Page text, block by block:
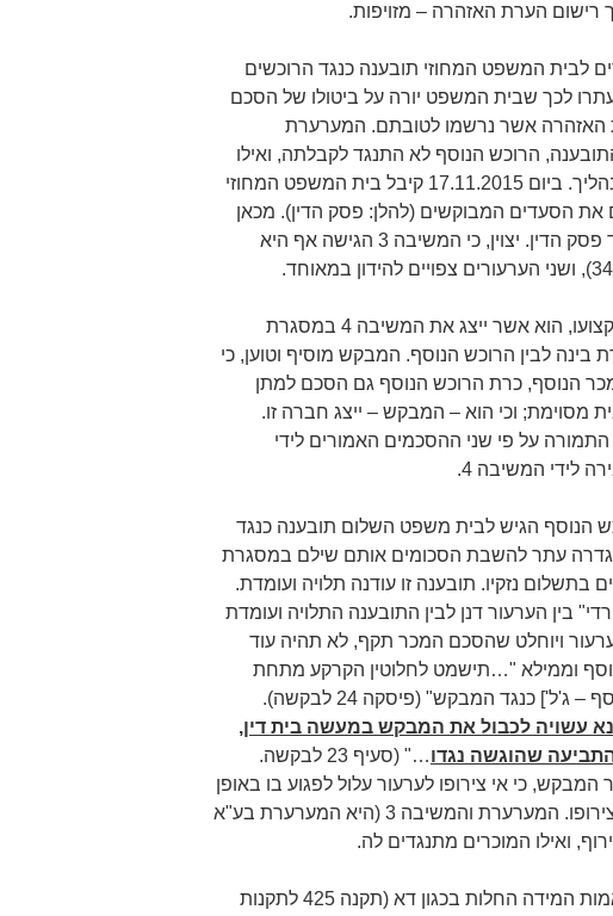
רישום הערת האזהרה – מזויפות.
לבית המשפט המחוזי תובענה כנגד הרוכשים
לכך שבית המשפט יורה על ביטולו של הסכם
האזהרה אשר נרשמו לטובתם. המערערת
התובענה, הרוכש הנוסף לא התנגד לקבלתה, ואילו
המשיבים 6-4 לא נטלו חלק בהליך. ביום 17.11.2015 קיבל בית המשפט המחוזי
את הסעדים המבוקשים (להלן: פסק הדין). מכאן
הערעור שלפניי, המופנה כנגד פסק הדין. יצוין, כי המשיבה 3 הגישה אף היא
לטענת המבקש, עורך דין במקצועו, הוא אשר ייצג את המשיבה 4 במסגרת
לבין הרוכש הנוסף. המבקש מוסיף וטוען, כי
הנוסף, כרת הרוכש הנוסף גם הסכם למתן
מסוימת; וכי הוא – המבקש – ייצג חברה זו.
על פי שני ההסכמים האמורים לידי
לידי המשיבה 4.
הנוסף הגיש לבית משפט השלום תובענה כנגד
וכנגד המשיבה 4, ובגדרה עתר להשבת הסכומים אותם שילם במסגרת
בתשלום נזקיו. תובענה זו עודנה תלויה ועומדת.
בין הערעור דנן לבין התובענה התלויה ועומדת
ויוחלט שהסכם המכר תקף, לא תהיה עוד
וממילא "…תישמט לחלוטין הקרקע מתחת
תביעת המשיב 7 [הרוכש הנוסף – ג'ל'] כנגד המבקש" (פיסקה 24 לבקשה).
עשויה לכבול את המבקש במעשה בית דין,
שהוגשה נגדו
…" (סעיף 23 לבקשה.
כי אי צירופו לערעור עלול לפגוע בו באופן
ישיר וכי יש מקום להורות על צירופו. המערערת והמשיבה 3 (היא המערערת בע"א
בחנתי את הבקשה על רקע אמות המידה החלות בכגון דא (תקנה 425 לתקנות